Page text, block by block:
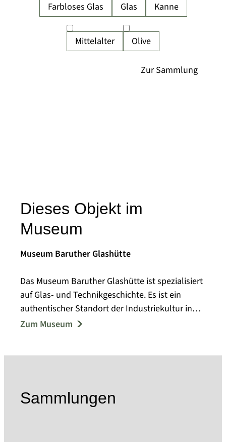
Farbloses Glas Glas Kanne
Mittelalter Olive
Dieses Objekt im
Museum
Museum Baruther Glashütte
Das Museum Baruther Glashütte ist spezialisiert
auf Glas- und Technikgeschichte. Es ist ein
authentischer Standort der Industriekultur in
der Werkssiedlung Baruther Glashütte, die seit
aus über 30 Gebäuden, die selbst als Exponate
zu werten sind.
Zum Museum
Sammlungen